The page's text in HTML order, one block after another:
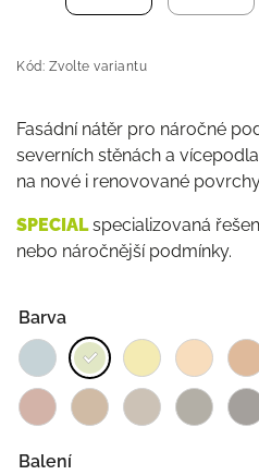
Kód: Zvolte variantu
Fasádní nátěr pro náročné
severních stěnách a
na nové i renovované
SPECIALspecializovaná
nebo náročnější podmínky.
Barva
Balení